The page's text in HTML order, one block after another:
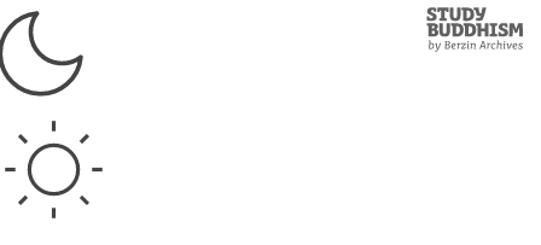
Study
Buddhism